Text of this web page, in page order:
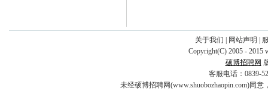
关于我们 网站声明
Copyright(C) 2005 - 2015
硕博招聘网
客服电话：0839-
未经硕博招聘网(www.shuobozhaopin.com)同